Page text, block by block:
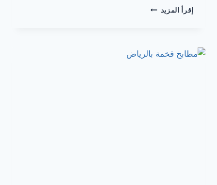
إقرأ المزيد مطابخ